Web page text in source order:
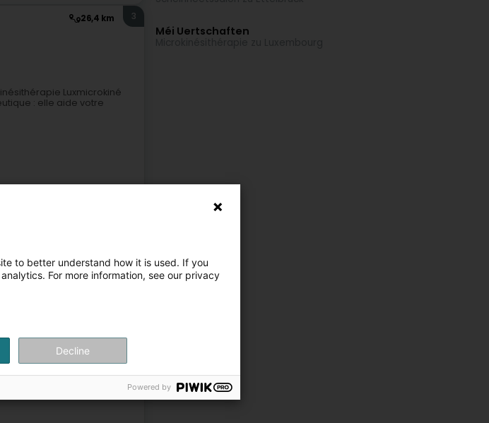
26,4 km 3
Luxmicrokiné
: elle aide votre
Méi Uertschaften
to better understand how it is used. If you
For more information, see our privacy
Decline
Powered by